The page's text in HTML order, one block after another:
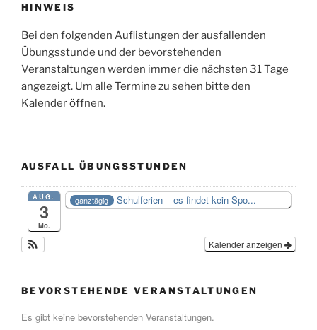
HINWEIS
Bei den folgenden Auflistungen der ausfallenden
Übungsstunde und der bevorstehenden
Veranstaltungen werden immer die nächsten 31 Tage
angezeigt. Um alle Termine zu sehen bitte den
Kalender öffnen.
AUSFALL ÜBUNGSSTUNDEN
AUG.
3
Mo.
ganztägig Schulferien – es findet kein Spo...
Kalender anzeigen
BEVORSTEHENDE VERANSTALTUNGEN
Es gibt keine bevorstehenden Veranstaltungen.